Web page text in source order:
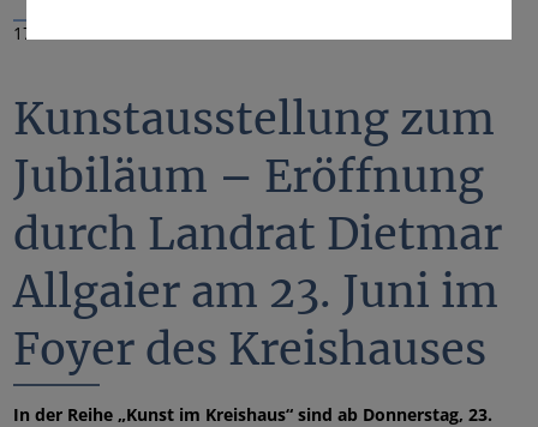
17.06.2022
Kunstausstellung zum
Jubiläum – Eröffnung
durch Landrat Dietmar
Allgaier am 23. Juni im
Foyer des Kreishauses
In der Reihe „Kunst im Kreishaus“ sind ab Donnerstag, 23.